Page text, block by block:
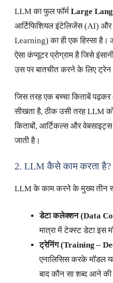
LLM का फुल फॉर्म Large
आर्टिफिशियल इंटेलिजेंस (AI) और
Learning) का ही एक हिस्सा
ऐसा कंप्यूटर प्रोग्राम है जिसे
उस पर बातचीत करने के लिए ट्रेन
जिस तरह एक बच्चा किताबें पढ़कर
सीखता है, ठीक उसी तरह LLM
किताबों, आर्टिकल्स और
जाती है।
2. LLM कैसे काम करता
LLM के काम करने के मुख्य तीन
डेटा कलेक्शन (Data
मात्रा में टेक्स्ट डेटा इस
ट्रेनिंग (Training –
एनालिसिस करके मॉडल
बाद कौन सा शब्द आने